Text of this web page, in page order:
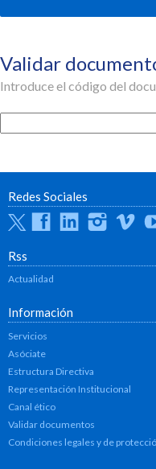
Validar
Introduce el código del
Redes Sociales
TwitterFacebookLinkedin
Rss
Actualidad
Información
Servicios
Asóciate
Estructura Directiva
Representación Institucional
Canal ético
Validar documentos
Condiciones legales y de